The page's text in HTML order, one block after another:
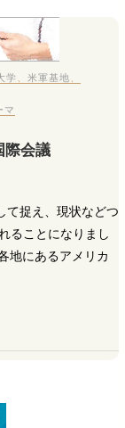
学 米軍基地
マ
際会議
て捉え、現状などつ
ることになりまし
地にあるアメリカ